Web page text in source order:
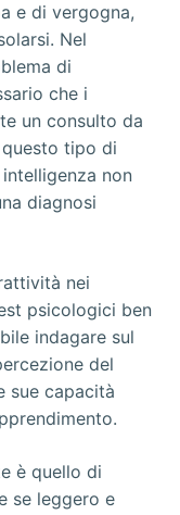
e di vergogna,
Nel
di
che i
un consulto da
tipo di
non
diagnosi
nei
psicologici ben
indagare sul
del
sue capacità
è quello di
se leggero e